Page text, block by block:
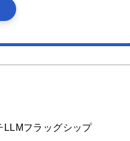
フラッグシップ